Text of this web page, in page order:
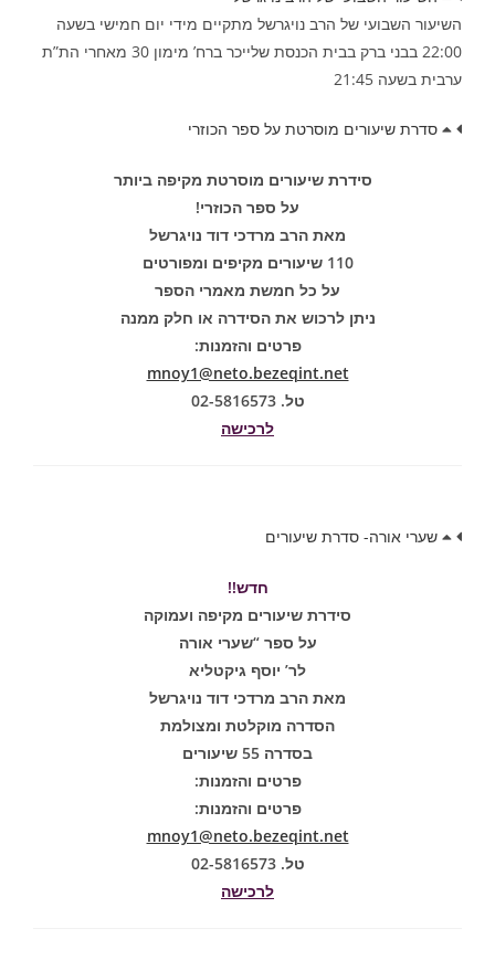
השיעור השבועי של הרב נויגרשל מתקיים מידי יום חמישי בשעה
22:00 בבני ברק בבית הכנסת שלייכר ברח’ מימון 30 מאחרי הת”ת
ערבית בשעה 21:45
סדרת שיעורים מוסרטת על ספר הכוזרי
סידרת שיעורים מוסרטת מקיפה ביותר
על ספר הכוזרי!
מאת הרב מרדכי דוד נויגרשל
110 שיעורים מקיפים ומפורטים
על כל חמשת מאמרי הספר
ניתן לרכוש את הסידרה או חלק ממנה
פרטים והזמנות:
mnoy1@neto.bezeqint.net
טל. 02-5816573
לרכישה
שערי אורה- סדרת שיעורים
חדש!!
סידרת שיעורים מקיפה ועמוקה
על ספר “שערי אורה
לר’ יוסף גיקטליא
מאת הרב מרדכי דוד נויגרשל
הסדרה מוקלטת ומצולמת
בסדרה 55 שיעורים
פרטים והזמנות:
פרטים והזמנות:
mnoy1@neto.bezeqint.net
טל. 02-5816573
לרכישה